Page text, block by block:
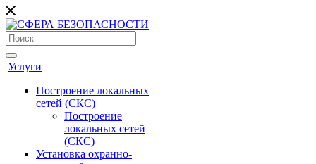
Услуги
Построение локальных
сетей (СКС)
Построение
локальных сетей
(СКС)
Установка охранно-